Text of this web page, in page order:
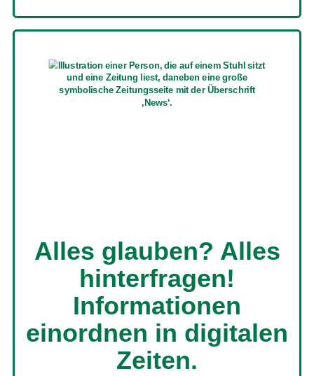
Alles glauben? Alles
hinterfragen!
Informationen
einordnen in digitalen
Zeiten.